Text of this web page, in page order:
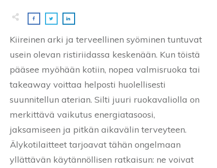
Kiireinen arki ja terveellinen syöminen tuntuvat
usein olevan ristiriidassa keskenään. Kun töistä
pääsee myöhään kotiin, nopea valmisruoka tai
takeaway voittaa helposti huolellisesti
suunnitellun aterian. Silti juuri ruokavaliolla on
merkittävä vaikutus energiatasoosi,
jaksamiseen ja pitkän aikavälin terveyteen.
Älykotilaitteet tarjoavat tähän ongelmaan
yllättävän käytännöllisen ratkaisun: ne voivat